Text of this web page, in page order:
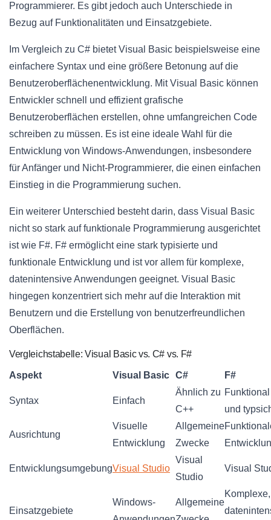
Programmierer. Es gibt jedoch auch Unterschiede in
Bezug auf Funktionalitäten und Einsatzgebiete.
Im Vergleich zu C# bietet Visual Basic beispielsweise eine
einfachere Syntax und eine größere Betonung auf die
Benutzeroberflächenentwicklung. Mit Visual Basic können
Entwickler schnell und effizient grafische
Benutzeroberflächen erstellen, ohne umfangreichen Code
schreiben zu müssen. Es ist eine ideale Wahl für die
Entwicklung von Windows-Anwendungen, insbesondere
für Anfänger und Nicht-Programmierer, die einen einfachen
Einstieg in die Programmierung suchen.
Ein weiterer Unterschied besteht darin, dass Visual Basic
nicht so stark auf funktionale Programmierung ausgerichtet
ist wie F#. F# ermöglicht eine stark typisierte und
funktionale Entwicklung und ist vor allem für komplexe,
datenintensive Anwendungen geeignet. Visual Basic
hingegen konzentriert sich mehr auf die Interaktion mit
Benutzern und die Erstellung von benutzerfreundlichen
Oberflächen.
Vergleichstabelle: Visual Basic vs. C# vs. F#
Aspekt Visual Basic C# F#
Syntax Einfach
Ähnlich zu
C++
Funktional
und
Ausrichtung
Visuelle
Entwicklung
Allgemeine
Zwecke
EntwicklungsumgebungVisual Studio
Visual
Studio
Visual
Einsatzgebiete
Windows-
Allgemeine
Komplexe,